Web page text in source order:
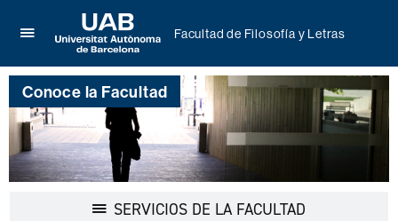
aquí
para
desplegar
el
menú
de
Facultad
Universitat
Autònoma
de
Barcelona
Facultad de Filosofía y Letras
Conoce la Facultad
SERVICIOS DE LA FACULTAD